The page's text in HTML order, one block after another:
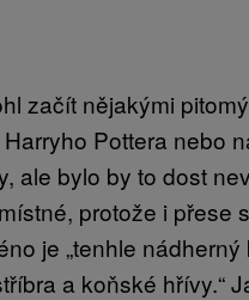
začít nějakými
Pottera nebo
ale bylo by to dost
protože i přese
je „tenhle nádherný
a koňské hřívy.“